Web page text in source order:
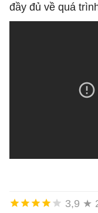
đầy đủ về quá
3,9 ★